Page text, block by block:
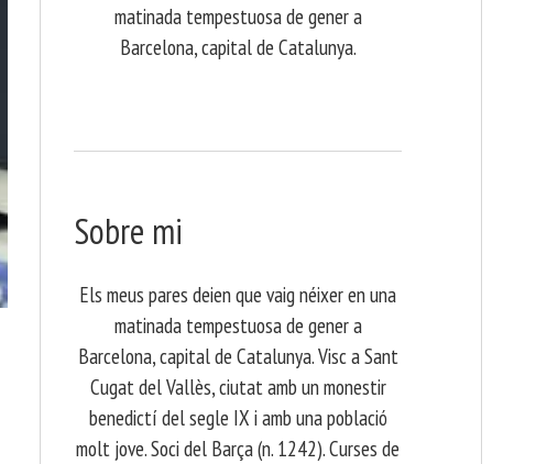
matinada tempestuosa de gener a
Barcelona, capital de Catalunya.
Sobre mi
Els meus pares deien que vaig néixer en una
matinada tempestuosa de gener a
Barcelona, capital de Catalunya. Visc a Sant
Cugat del Vallès, ciutat amb un monestir
benedictí del segle IX i amb una població
molt jove. Soci del Barça (n. 1242). Curses de